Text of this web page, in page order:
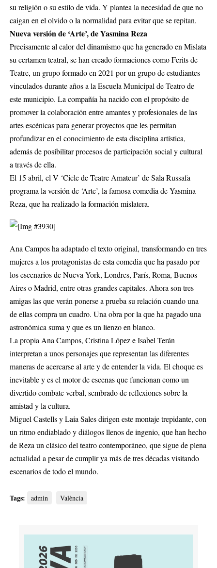
su religión o su estilo de vida. Y plantea la necesidad de que no
caigan en el olvido o la normalidad para evitar que se repitan.
Nueva versión de ‘Arte’, de Yasmina Reza
Precisamente al calor del dinamismo que ha generado en Mislata
su certamen teatral, se han creado formaciones como Ferits de
Teatre, un grupo formado en 2021 por un grupo de estudiantes
vinculados durante años a la Escuela Municipal de Teatro de
este municipio. La compañía ha nacido con el propósito de
promover la colaboración entre amantes y profesionales de las
artes escénicas para generar proyectos que les permitan
profundizar en el conocimiento de esta disciplina artística,
además de posibilitar procesos de participación social y cultural
a través de ella.
El 15 abril, el V ‘Cicle de Teatre Amateur’ de Sala Russafa
programa la versión de ‘Arte’, la famosa comedia de Yasmina
Reza, que ha realizado la formación mislatera.
Ana Campos ha adaptado el texto original, transformando en tres
mujeres a los protagonistas de esta comedia que ha pasado por
los escenarios de Nueva York, Londres, París, Roma, Buenos
Aires o Madrid, entre otras grandes capitales. Ahora son tres
amigas las que verán ponerse a prueba su relación cuando una
de ellas compra un cuadro. Una obra por la que ha pagado una
astronómica suma y que es un lienzo en blanco.
La propia Ana Campos, Cristina López e Isabel Terán
interpretan a unos personajes que representan las diferentes
maneras de acercarse al arte y de entender la vida. El choque es
inevitable y es el motor de escenas que funcionan como un
divertido combate verbal, sembrado de reflexiones sobre la
amistad y la cultura.
Miguel Castells y Laia Sales dirigen este montaje trepidante, con
un ritmo endiablado y diálogos llenos de ingenio, que han hecho
de Reza un clásico del teatro contemporáneo, que sigue de plena
actualidad a pesar de cumplir ya más de tres décadas visitando
escenarios de todo el mundo.
Tags: admin València